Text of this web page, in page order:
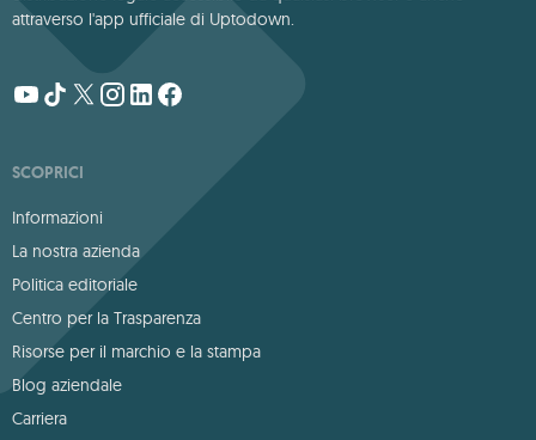
attraverso l'app ufficiale di Uptodown.
SCOPRICI
Informazioni
La nostra azienda
Politica editoriale
Centro per la Trasparenza
Risorse per il marchio e la stampa
Blog aziendale
Carriera